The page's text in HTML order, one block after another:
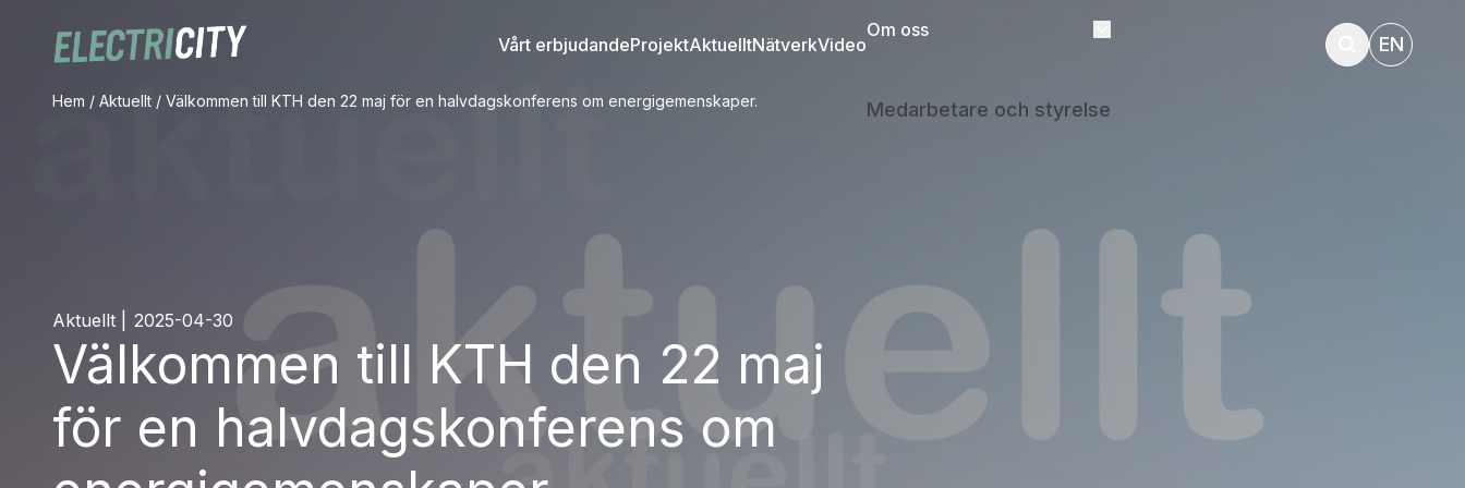
Vårt erbjudandeProjektAktuelltNätverkVideo
Om oss
Medarbetare och styrelse
EN
Hem / Aktuellt / Välkommen till KTH den 22 maj för en halvdagskonferens om energigemenskaper.
Aktuellt 2025-04-30
Välkommen till KTH den 22 maj
för en halvdagskonferens om